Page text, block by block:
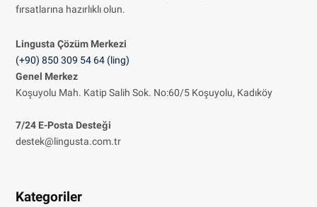
fırsatlarına hazırlıklı olun.
Lingusta Çözüm Merkezi
(+90) 850 309 54 64 (ling)
Genel Merkez
Koşuyolu Mah. Katip Salih Sok. No:60/5 Koşuyolu, Kadıköy
7/24 E-Posta Desteği
destek@lingusta.com.tr
Kategoriler